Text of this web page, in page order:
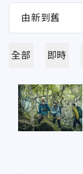
全部 即時